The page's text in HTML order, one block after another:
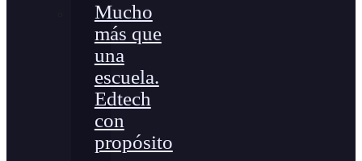
Mucho
más que
una
escuela.
Edtech
con
propósito